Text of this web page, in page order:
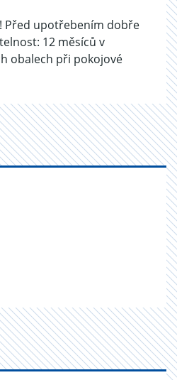
Před upotřebením dobře
12 měsíců v
obalech při pokojové